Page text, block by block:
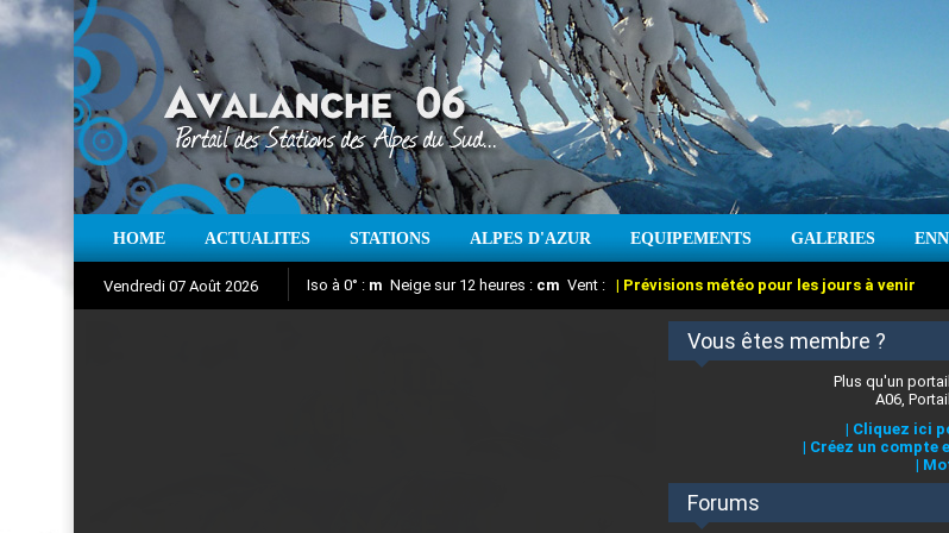
HOME ACTUALITES STATIONS ALPES D'AZUR EQUIPEMENTS GALERIES
Vendredi 07 Août 2026
Prévisions météo pour les jours à venir
Iso à 0° : m Neige sur 12 heures : cm Vent : | Prévisions météo pour les jours à venir
Suivez en direct l'actualité des stations des Alpes-Maritimes
Vous êtes membre ?
Plus qu'un
A06,
| Cliquez ici
| Créez un compte
|
Forums